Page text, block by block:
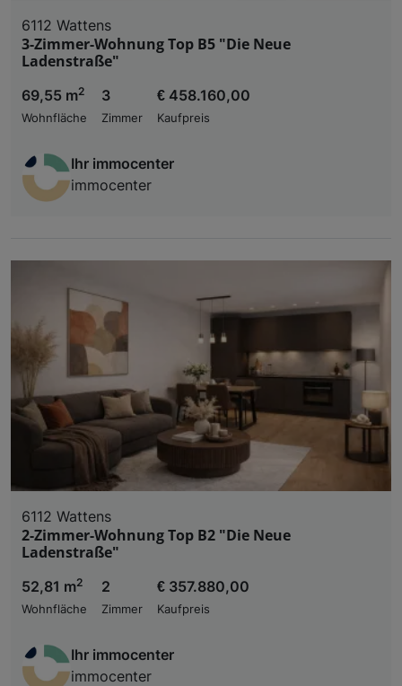
6112 Wattens
3-Zimmer-Wohnung Top B5 "Die Neue
Ladenstraße"
69,55 m2
Wohnfläche
3
Zimmer
€ 458.160,00
Kaufpreis
Ihr immocenter
immocenter
6112 Wattens
2-Zimmer-Wohnung Top B2 "Die Neue
Ladenstraße"
52,81 m2
Wohnfläche
2
Zimmer
€ 357.880,00
Kaufpreis
Ihr immocenter
immocenter